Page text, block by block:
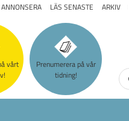
ANNONSERA LÄS SENASTE ARKIV
vårt
Prenumerera på vår
tidning!